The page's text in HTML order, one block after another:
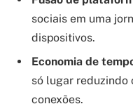
sociais em uma
dispositivos.
Economia de
só lugar reduzindo
conexões.